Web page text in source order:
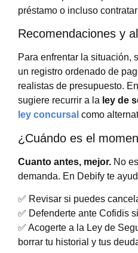
préstamo o incluso
Recomendaciones y
Para enfrentar la situación,
un registro ordenado de
realistas de presupuesto.
sugiere recurrir a la ley de
ley concursal como
¿Cuándo es el
Cuanto antes, mejor. No
demanda. En Debify te
✅ Revisar si puedes
✅ Defenderte ante Cofidis
✅ Acogerte a la Ley de
borrar tu historial y tus